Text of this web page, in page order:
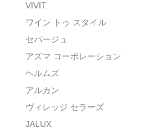
VIVIT
ワイン トゥ スタイル
セパージュ
アズマ コーポレーション
ヘルムズ
アルカン
ヴィレッジ セラーズ
JALUX